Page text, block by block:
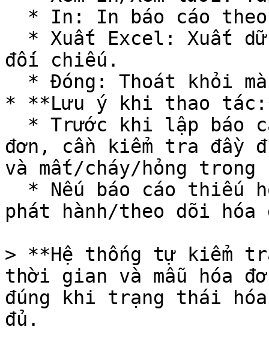
đối chiếu.
* **Lưu ý khi thao
đơn, cần kiểm tra đầy
và mất/cháy/hỏng trong
phát hành/theo dõi
> **Hệ thống tự kiểm
thời gian và mẫu hóa
đúng khi trạng thái
đủ.